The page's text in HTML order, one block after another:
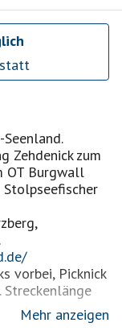
Zehdenick zum
OT Burgwall
vorbei, Picknick
Mehr anzeigen